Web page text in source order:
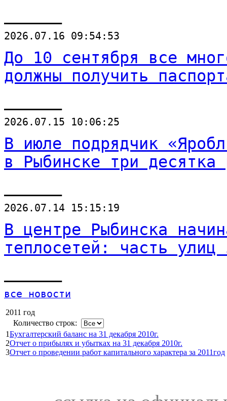
2026.07.16 09:54:53
До 10 сентября все
должны получить
2026.07.15 10:06:25
В июле подрядчик
в Рыбинске три десятка
2026.07.14 15:15:19
В центре Рыбинска
теплосетей: часть улиц
все новости
2011 год
Количество строк:
1Бухгалтерский баланс на 31 декабря 2010г.
2Отчет о прибылях и убытках на 31 декабря 2010г.
3Отчет о проведении работ капитального характера за 2011год